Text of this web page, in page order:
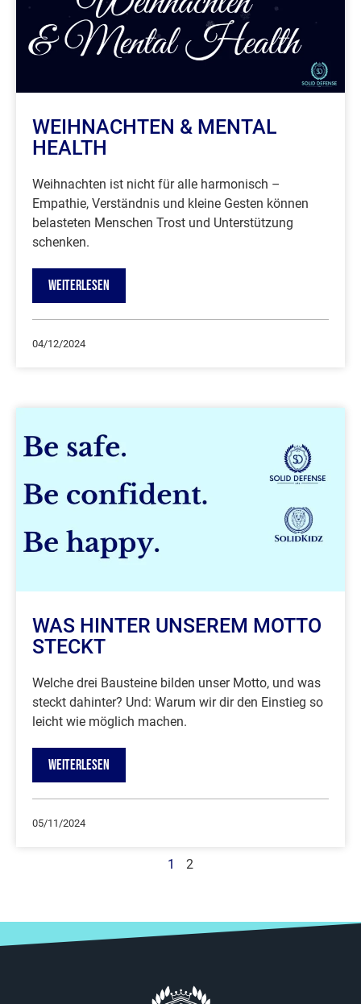
WEIHNACHTEN & MENTAL
HEALTH
Weihnachten ist nicht für alle harmonisch –
Empathie, Verständnis und kleine Gesten können
belasteten Menschen Trost und Unterstützung
schenken.
WEITERLESEN
04/12/2024
WAS HINTER UNSEREM MOTTO
STECKT
Welche drei Bausteine bilden unser Motto, und was
steckt dahinter? Und: Warum wir dir den Einstieg so
leicht wie möglich machen.
WEITERLESEN
05/11/2024
1 2